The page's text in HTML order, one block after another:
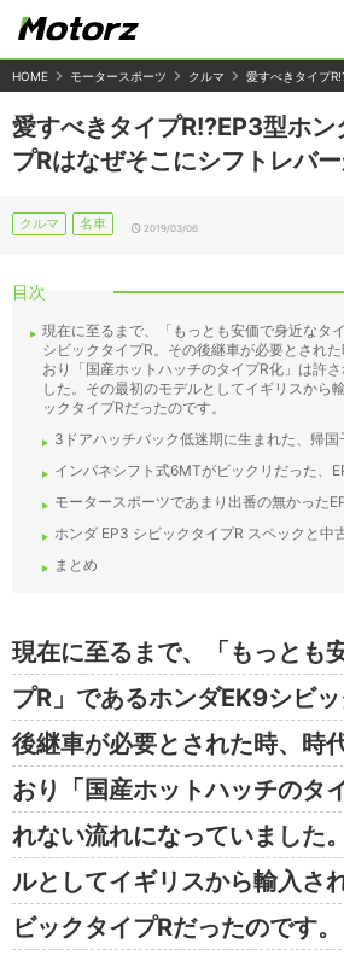
HOME モータースポーツ クルマ 愛すべきタイプ
愛すべきタイプR!?EP3型ホン
プRはなぜそこにシフトレバ
クルマ 名車 2019/03/06
目次
現在に至るまで、「もっとも安価で身近なタ
シビックタイプR。その後継車が必要とされ
おり「国産ホットハッチのタイプR化」は許
した。その最初のモデルとしてイギリスから
ックタイプRだったのです。
3ドアハッチバック低迷期に生まれた、帰国
インパネシフト式6MTがビックリだった、
モータースポーツであまり出番の無かった
ホンダ EP3 シビックタイプR スペックと中
まとめ
現在に至るまで、「もっとも
プR」であるホンダEK9シビ
後継車が必要とされた時、時
おり「国産ホットハッチのタ
れない流れになっていました
ルとしてイギリスから輸入さ
ビックタイプRだったのです。